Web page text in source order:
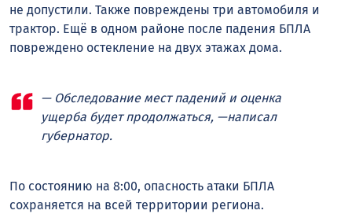
не допустили. Также повреждены три автомобиля и
трактор. Ещё в одном районе после падения БПЛА
повреждено остекление на двух этажах дома.
— Обследование мест падений и оценка
ущерба будет продолжаться, —написал
губернатор.
По состоянию на 8:00, опасность атаки БПЛА
сохраняется на всей территории региона.